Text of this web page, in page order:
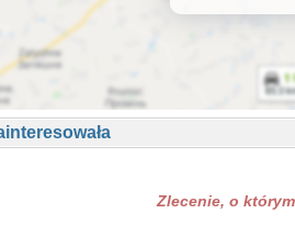
Zlecenie, o